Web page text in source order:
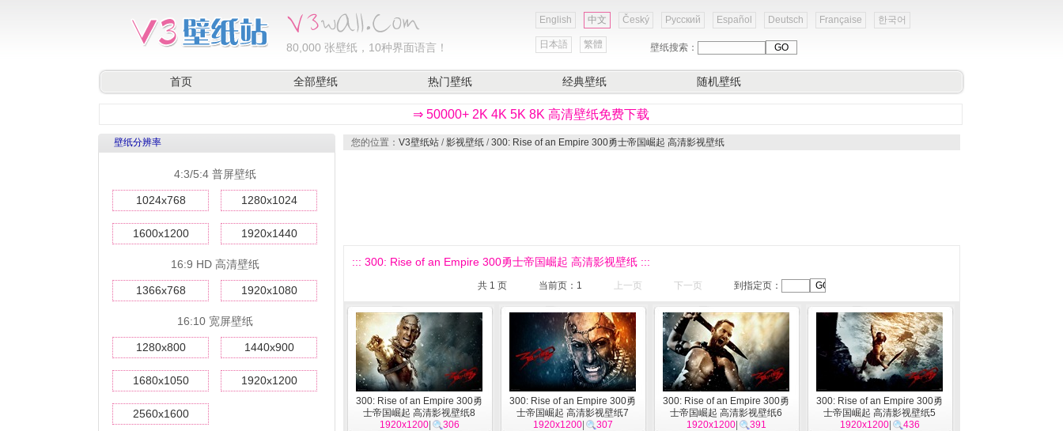
80,000 张壁纸，10种界面语言！
English 中文 Český Русский Español Deutsch Française 한국어
日本語 繁體 壁纸搜索：
首页 全部壁纸 热门壁纸 经典壁纸 随机壁纸
⇒ 50000+ 2K 4K 5K 8K 高清壁纸免费下载
壁纸分辨率
4:3/5:4 普屏壁纸
1024x768 1280x1024
1600x1200 1920x1440
16:9 HD 高清壁纸
1366x768 1920x1080
16:10 宽屏壁纸
1280x800 1440x900
1680x1050 1920x1200
2560x1600
您的位置： V3壁纸站 /影视壁纸 /300: Rise of an Empire 300勇士帝国崛起 高清影视壁纸
::: 300: Rise of an Empire 300勇士帝国崛起 高清影视壁纸 :::
共 1 页 当前页： 1 上一页 下一页 到指定页：
300: Rise of an Empire 300勇
士帝国崛起 高清影视壁纸8
1920x1200| 306
300: Rise of an Empire 300勇
士帝国崛起 高清影视壁纸7
1920x1200| 307
300: Rise of an Empire 300勇
士帝国崛起 高清影视壁纸6
1920x1200| 391
300: Rise of an Empire 300勇
士帝国崛起 高清影视壁纸5
1920x1200| 436